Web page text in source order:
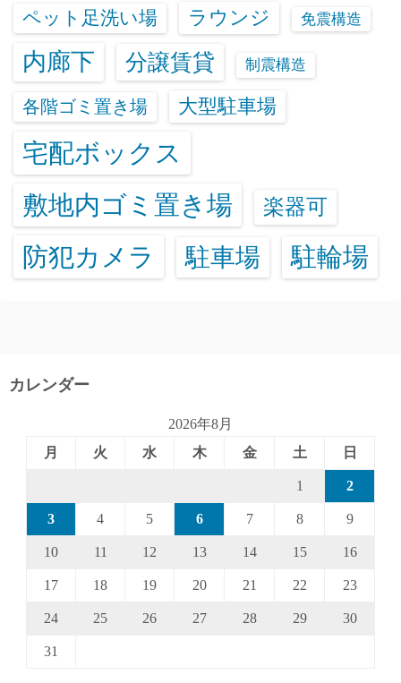
ペット足洗い場 ラウンジ 免震構造
内廊下 分譲賃貸 制震構造
各階ゴミ置き場 大型駐車場
宅配ボックス
敷地内ゴミ置き場
楽器可
防犯カメラ 駐車場 駐輪場
カレンダー
2026年8月
月
火 水 木 金 土 日
1 2
3 4 5 6 7 8 9
10 11 12 13 14 15 16
17 18 19 20 21 22 23
24 25 26 27 28 29 30
31